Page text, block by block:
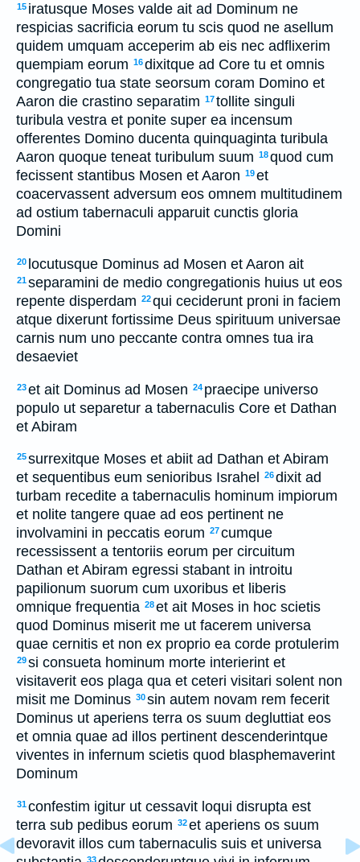
15 iratusque Moses valde ait ad Dominum ne
respicias sacrificia eorum tu scis quod ne asellum
quidem umquam acceperim ab eis nec adflixerim
quempiam eorum 16dixitque ad Core tu et omnis
congregatio tua state seorsum coram Domino et
Aaron die crastino separatim 17tollite singuli
turibula vestra et ponite super ea incensum
offerentes Domino ducenta quinquaginta turibula
Aaron quoque teneat turibulum suum 18quod cum
fecissent stantibus Mosen et Aaron 19et
coacervassent adversum eos omnem multitudinem
ad ostium tabernaculi apparuit cunctis gloria
Domini
20 locutusque Dominus ad Mosen et Aaron ait
21separamini de medio congregationis huius ut eos
repente disperdam 22qui ceciderunt proni in faciem
atque dixerunt fortissime Deus spirituum universae
carnis num uno peccante contra omnes tua ira
desaeviet
23et ait Dominus ad Mosen 24 praecipe universo
populo ut separetur a tabernaculis Core et Dathan
et Abiram
25surrexitque Moses et abiit ad Dathan et Abiram
et sequentibus eum senioribus Israhel
26dixit ad
turbam recedite a tabernaculis hominum impiorum
et nolite tangere quae ad eos pertinent ne
involvamini in peccatis eorum 27cumque
recessissent a tentoriis eorum per circuitum
Dathan et Abiram egressi stabant in introitu
papilionum suorum cum uxoribus et liberis
omnique frequentia 28et ait Moses in hoc scietis
quod Dominus miserit me ut facerem universa
quae cernitis et non ex proprio ea corde protulerim
29si consueta hominum morte interierint et
visitaverit eos plaga qua et ceteri visitari solent non
misit me Dominus 30sin autem novam rem fecerit
Dominus ut aperiens terra os suum degluttiat eos
et omnia quae ad illos pertinent descenderintque
viventes in infernum scietis quod blasphemaverint
Dominum
31confestim igitur ut cessavit loqui disrupta est
terra sub pedibus eorum 32et aperiens os suum
devoravit illos cum tabernaculis suis et universa
33